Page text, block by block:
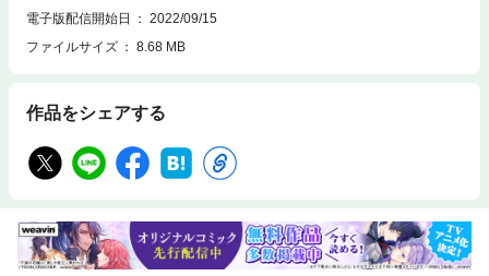
電子版配信開始日
2022/09/15
ファイルサイズ
8.68 MB
作品をシェアする